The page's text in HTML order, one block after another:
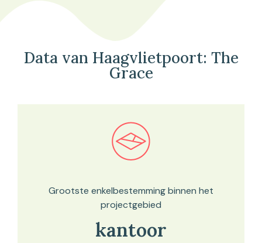
Data van Haagvlietpoort: The
Grace
Bekijk in onze kaartviewer
Grootste enkelbestemming binnen het
projectgebied
kantoor